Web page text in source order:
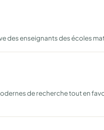
enseignants des écoles
de recherche tout en